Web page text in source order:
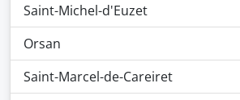
Saint-Michel-d'Euzet
Orsan
Saint-Marcel-de-Careiret